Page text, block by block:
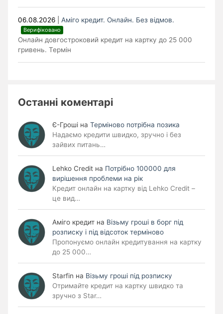
06.08.2026 Аміго кредит. Онлайн. Без відмов.
Верифіковано
Онлайн довгостроковий кредит на картку до 25 000
гривень. Термін
Останні коментарі
Є-Гроші на Терміново потрібна позика
Надаємо кредити швидко, зручно і без
зайвих питань…
Lehko Сredit на Потрібно 100000 для
вирішення проблеми на рік
Кредит онлайн на картку від Lehko Credit –
це вид…
Аміго кредит на Візьму гроші в борг під
розписку і під відсоток терміново
Пропонуємо онлайн кредитування на картку
до 25 000…
Starfin на Візьму гроші під розписку
Отримайте кредит на картку швидко та
зручно з Star…